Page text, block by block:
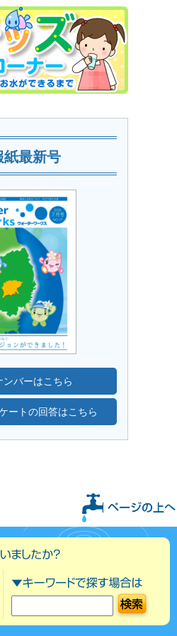
紙最新号
ンバーはこちら
ートの回答はこちら